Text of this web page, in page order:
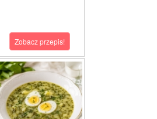
Zobacz przepis!